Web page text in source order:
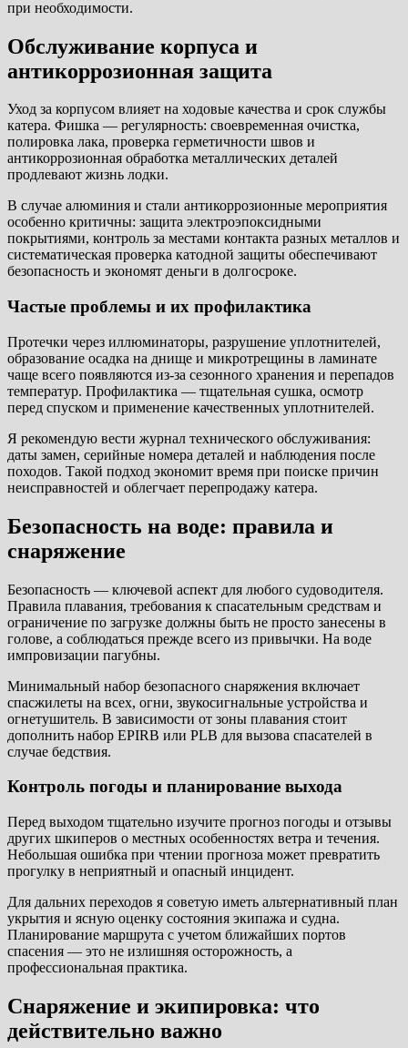
при необходимости.
Обслуживание корпуса и
антикоррозионная защита
Уход за корпусом влияет на ходовые качества и срок службы
катера. Фишка — регулярность: своевременная очистка,
полировка лака, проверка герметичности швов и
антикоррозионная обработка металлических деталей
продлевают жизнь лодки.
В случае алюминия и стали антикоррозионные мероприятия
особенно критичны: защита электроэпоксидными
покрытиями, контроль за местами контакта разных металлов и
систематическая проверка катодной защиты обеспечивают
безопасность и экономят деньги в долгосроке.
Частые проблемы и их профилактика
Протечки через иллюминаторы, разрушение уплотнителей,
образование осадка на днище и микротрещины в ламинате
чаще всего появляются из-за сезонного хранения и перепадов
температур. Профилактика — тщательная сушка, осмотр
перед спуском и применение качественных уплотнителей.
Я рекомендую вести журнал технического обслуживания:
даты замен, серийные номера деталей и наблюдения после
походов. Такой подход экономит время при поиске причин
неисправностей и облегчает перепродажу катера.
Безопасность на воде: правила и
снаряжение
Безопасность — ключевой аспект для любого судоводителя.
Правила плавания, требования к спасательным средствам и
ограничение по загрузке должны быть не просто занесены в
головe, а соблюдаться прежде всего из привычки. На воде
импровизации пагубны.
Минимальный набор безопасного снаряжения включает
спасжилеты на всех, огни, звукосигнальные устройства и
огнетушитель. В зависимости от зоны плавания стоит
дополнить набор EPIRB или PLB для вызова спасателей в
случае бедствия.
Контроль погоды и планирование выхода
Перед выходом тщательно изучите прогноз погоды и отзывы
других шкиперов о местных особенностях ветра и течения.
Небольшая ошибка при чтении прогноза может превратить
прогулку в неприятный и опасный инцидент.
Для дальних переходов я советую иметь альтернативный план
укрытия и ясную оценку состояния экипажа и судна.
Планирование маршрута с учетом ближайших портов
спасения — это не излишняя осторожность, а
профессиональная практика.
Снаряжение и экипировка: что
действительно важно